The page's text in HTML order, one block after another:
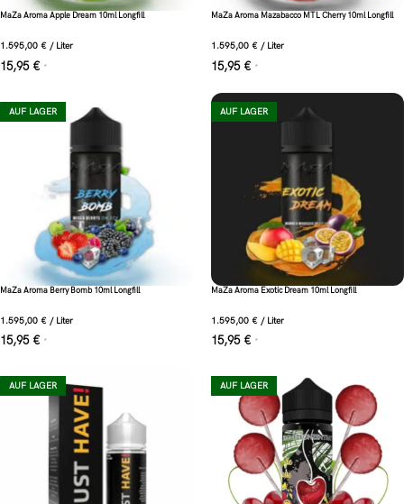
MaZa Aroma Apple Dream 10ml Longfill
1.595,00 € / Liter
15,95 € *
MaZa Aroma Mazabacco MTL Cherry 10ml Longfill
1.595,00 € / Liter
15,95 € *
AUF LAGER
MaZa Aroma Berry Bomb 10ml Longfill
1.595,00 € / Liter
15,95 € *
AUF LAGER
MaZa Aroma Exotic Dream 10ml Longfill
1.595,00 € / Liter
15,95 € *
AUF LAGER AUF LAGER